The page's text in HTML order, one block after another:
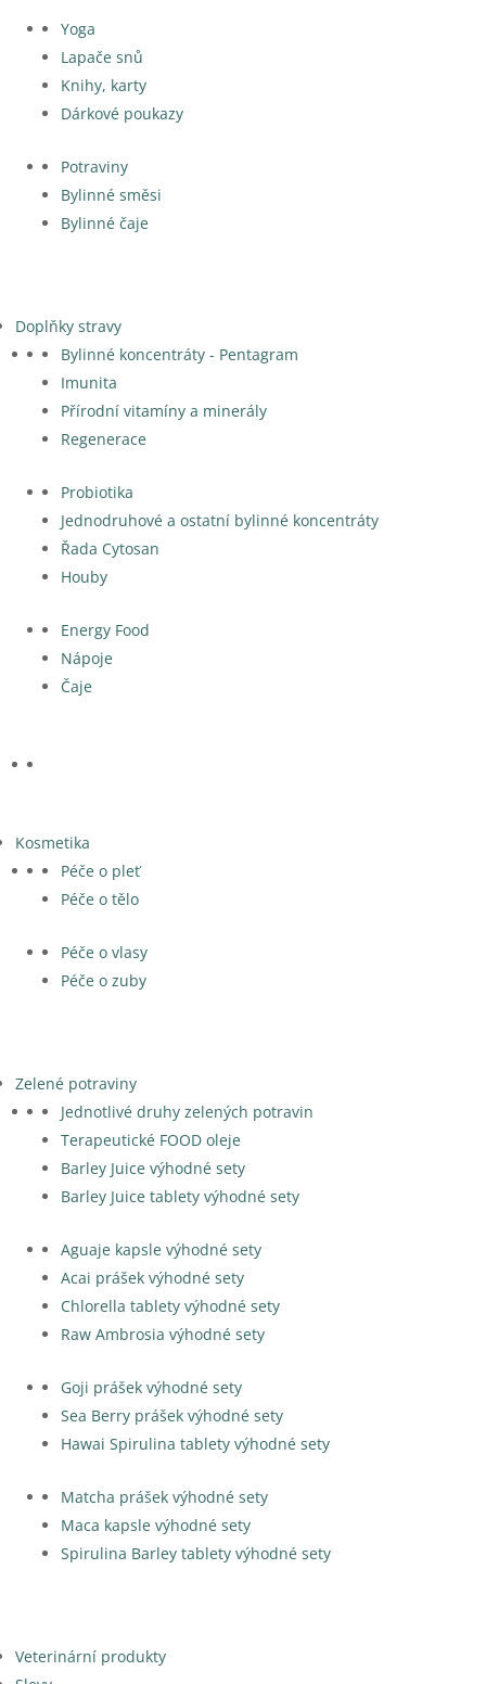
Yoga
Lapače snů
Knihy, karty
Dárkové poukazy
Potraviny
Bylinné směsi
Bylinné čaje
Doplňky stravy
Bylinné koncentráty - Pentagram
Imunita
Přírodní vitamíny a minerály
Regenerace
Probiotika
Jednodruhové a ostatní bylinné koncentráty
Řada Cytosan
Houby
Energy Food
Nápoje
Čaje
Kosmetika
Péče o pleť
Péče o tělo
Péče o vlasy
Péče o zuby
Zelené potraviny
Jednotlivé druhy zelených potravin
Terapeutické FOOD oleje
Barley Juice výhodné sety
Barley Juice tablety výhodné sety
Aguaje kapsle výhodné sety
Acai prášek výhodné sety
Chlorella tablety výhodné sety
Raw Ambrosia výhodné sety
Goji prášek výhodné sety
Sea Berry prášek výhodné sety
Hawai Spirulina tablety výhodné sety
Matcha prášek výhodné sety
Maca kapsle výhodné sety
Spirulina Barley tablety výhodné sety
Veterinární produkty